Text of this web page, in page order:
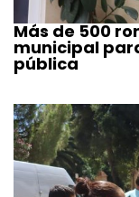
Más de 500
municipal
pública